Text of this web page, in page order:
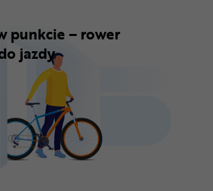
punkcie – rower
jazdy